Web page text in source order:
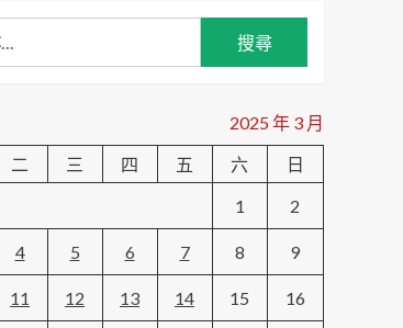
2025 年 3 月
二 三 四 五 六
日
1
2
4 5 6 7 8 9
11 12 13 14 15 16